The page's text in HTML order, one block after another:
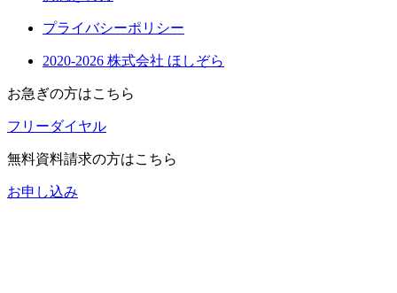
プライバシーポリシー
2020-2026 株式会社 ほしぞら
お急ぎの方はこちら
フリーダイヤル
無料資料請求の方はこちら
お申し込み